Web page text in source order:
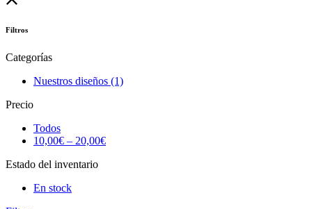
Filtros
Categorías
Nuestros diseños (1)
Precio
Todos
10,00€ – 20,00€
Estado del inventario
En stock